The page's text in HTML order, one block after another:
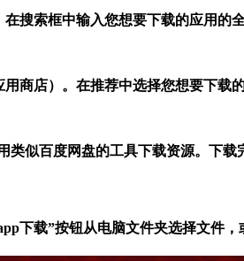
搜索框中输入您想要下载的应用的
商店）。在推荐中选择您想要下
似百度网盘的工具下载资源。下载
下载”按钮从电脑文件夹选择文件，